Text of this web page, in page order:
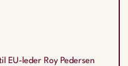
EU-leder Roy Pedersen